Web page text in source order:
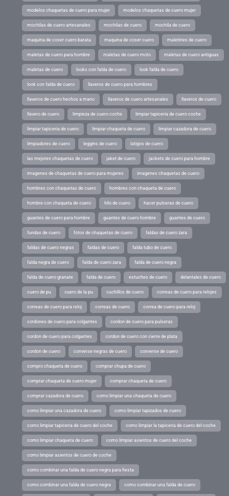
modelos chaquetas de cuero para mujer modelos chaquetas de cuero mujer
mochilas de cuero artesanales mochilas de cuero mochila de cuero
maquina de coser cuero barata maquina de coser cuero maletines de cuero
maletas de cuero para hombre maletas de cuero moto maletas de cuero antiguas
maletas de cuero looks con falda de cuero look falda de cuero
look con falda de cuero llaveros de cuero para hombres
llaveros de cuero hechos a mano llaveros de cuero artesanales llaveros de cuero
llavero de cuero limpieza de cuero coche limpiar tapiceria de cuero coche
limpiar tapiceria de cuero limpiar chaqueta de cuero limpiar cazadora de cuero
limpiadores de cuero leggins de cuero latigos de cuero
las mejores chaquetas de cuero jaket de cuero jackets de cuero para hombre
imagenes de chaquetas de cuero para mujeres imagenes chaquetas de cuero
hombres con chaquetas de cuero hombres con chaqueta de cuero
hombre con chaqueta de cuero hilo de cuero hacer pulseras de cuero
guantes de cuero para hombre guantes de cuero hombre guantes de cuero
fundas de cuero fotos de chaquetas de cuero faldas de cuero zara
faldas de cuero negras faldas de cuero falda tubo de cuero
falda negra de cuero falda de cuero zara falda de cuero negra
falda de cuero granate falda de cuero estuches de cuero delantales de cuero
cuero de pu cuero de la pu cuchillos de cuero correas de cuero para relojes
correas de cuero para reloj correas de cuero correa de cuero para reloj
cordones de cuero para colgantes cordon de cuero para pulseras
cordon de cuero para colgantes cordon de cuero con cierre de plata
cordon de cuero converse negras de cuero converse de cuero
compro chaqueta de cuero comprar chupa de cuero
comprar chaqueta de cuero mujer comprar chaqueta de cuero
comprar cazadora de cuero como limpiar una chaqueta de cuero
como limpiar una cazadora de cuero como limpiar tapizados de cuero
como limpiar tapiceria de cuero del coche como limpiar la tapiceria de cuero del coche
como limpiar chaqueta de cuero como limpiar asientos de cuero del coche
como limpiar asientos de cuero de coche
como combinar una falda de cuero negra para fiesta
como combinar una falda de cuero negra como combinar una falda de cuero